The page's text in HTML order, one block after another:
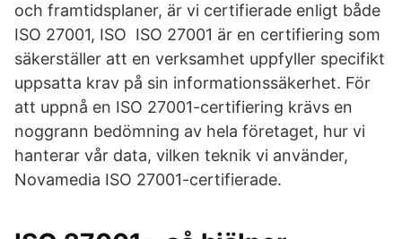
och framtidsplaner, är vi certifierade enligt både
ISO 27001, ISO ISO 27001 är en certifiering som
säkerställer att en verksamhet uppfyller specifikt
uppsatta krav på sin informationssäkerhet. För
att uppnå en ISO 27001-certifiering krävs en
noggrann bedömning av hela företaget, hur vi
hanterar vår data, vilken teknik vi använder,
Novamedia ISO 27001-certifierade.